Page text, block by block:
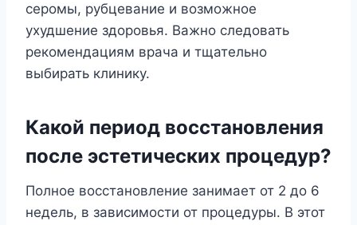
серомы, рубцевание и возможное
ухудшение здоровья. Важно следовать
рекомендациям врача и тщательно
выбирать клинику.
Какой период восстановления
после эстетических процедур?
Полное восстановление занимает от 2 до 6
недель, в зависимости от процедуры. В этот